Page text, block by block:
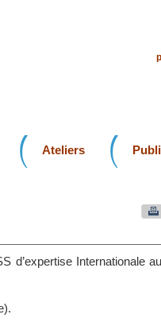
Ateliers
d’expertise Internationale